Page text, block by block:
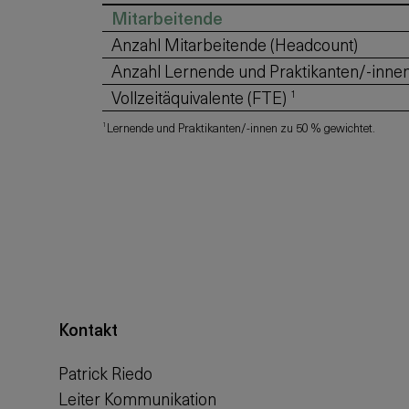
Mitarbeitende
Anzahl Mitarbeitende (Headcount)
Anzahl Lernende und Praktikanten/-
Vollzeitäquivalente (FTE) 1
1 Lernende und Praktikanten/-innen zu 50 % gewichtet.
Kontakt
Patrick Riedo
Leiter Kommunikation